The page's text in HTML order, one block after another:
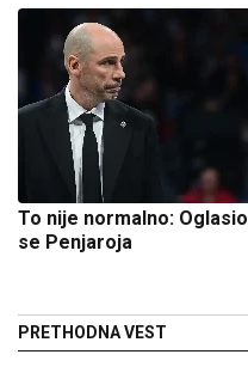
To nije normalno: Oglasio
se Penjaroja
PRETHODNA VEST